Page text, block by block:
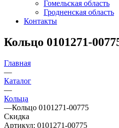
Гомельская область
Гродненская область
Контакты
Кольцо 0101271-
Главная
—
Каталог
—
Кольца
—Кольцо 0101271-00775
Скидка
Артикул: 0101271-00775